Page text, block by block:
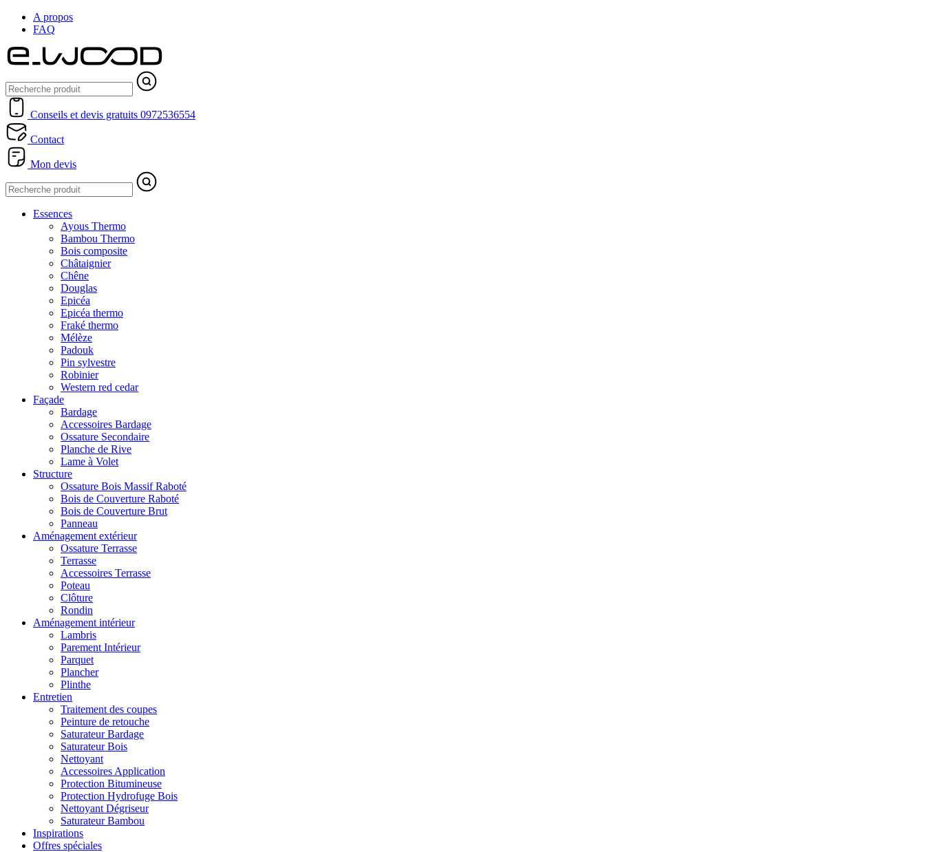
A propos
FAQ
Conseils et devis gratuits 0972536554
Contact
Mon devis
Essences
Ayous Thermo
Bambou Thermo
Bois composite
Châtaignier
Chêne
Douglas
Epicéa
Epicéa thermo
Fraké thermo
Mélèze
Padouk
Pin sylvestre
Robinier
Western red cedar
Façade
Bardage
Accessoires Bardage
Ossature Secondaire
Planche de Rive
Lame à Volet
Structure
Ossature Bois Massif Raboté
Bois de Couverture Raboté
Bois de Couverture Brut
Panneau
Aménagement extérieur
Ossature Terrasse
Terrasse
Accessoires Terrasse
Poteau
Clôture
Rondin
Aménagement intérieur
Lambris
Parement Intérieur
Parquet
Plancher
Plinthe
Entretien
Traitement des coupes
Peinture de retouche
Saturateur Bardage
Saturateur Bois
Nettoyant
Accessoires Application
Protection Bitumineuse
Protection Hydrofuge Bois
Nettoyant Dégriseur
Saturateur Bambou
Inspirations
Offres spéciales